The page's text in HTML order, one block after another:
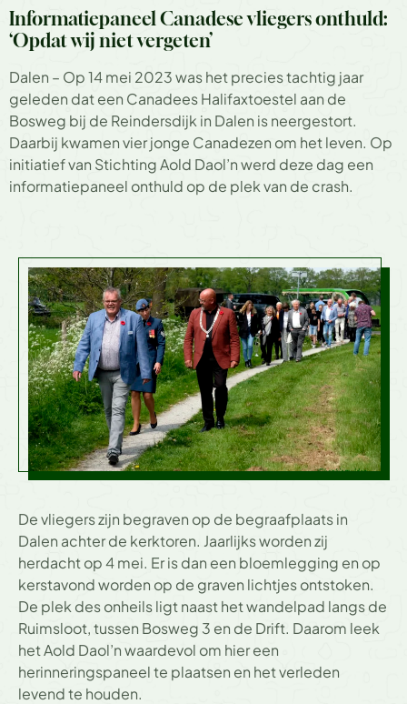
Informatiepaneel Canadese vliegers onthuld:
‘Opdat wij niet vergeten’
Dalen – Op 14 mei 2023 was het precies tachtig jaar
geleden dat een Canadees Halifaxtoestel aan de
Bosweg bij de Reindersdijk in Dalen is neergestort.
Daarbij kwamen vier jonge Canadezen om het leven. Op
initiatief van Stichting Aold Daol’n werd deze dag een
informatiepaneel onthuld op de plek van de crash.
De vliegers zijn begraven op de begraafplaats in
Dalen achter de kerktoren. Jaarlijks worden zij
herdacht op 4 mei. Er is dan een bloemlegging en op
kerstavond worden op de graven lichtjes ontstoken.
De plek des onheils ligt naast het wandelpad langs de
Ruimsloot, tussen Bosweg 3 en de Drift. Daarom leek
het Aold Daol’n waardevol om hier een
herinneringspaneel te plaatsen en het verleden
levend te houden.